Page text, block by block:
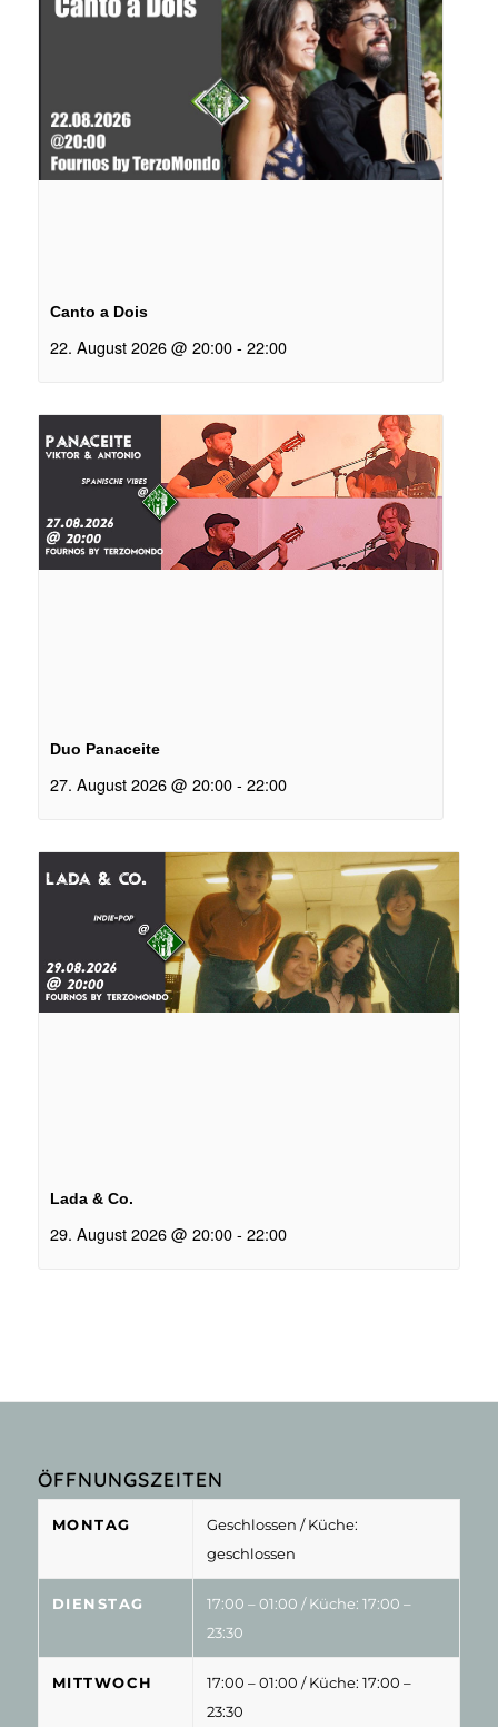
Canto a Dois
22. August 2026 @ 20:00 - 22:00
Duo Panaceite
27. August 2026 @ 20:00 - 22:00
Lada & Co.
29. August 2026 @ 20:00 - 22:00
ÖFFNUNGSZEITEN
MONTAG Geschlossen / Küche:
geschlossen
DIENSTAG 17:00 – 01:00 / Küche: 17:00 –
23:30
MITTWOCH 17:00 – 01:00 / Küche: 17:00 –
23:30